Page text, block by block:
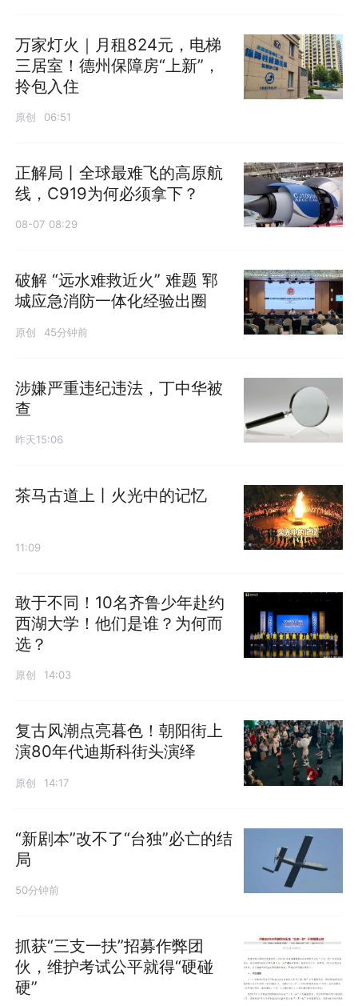
万家灯火｜月租824元，电梯
三居室！德州保障房“上新”，
拎包入住
原创 06:51
正解局丨全球最难飞的高原航
线，C919为何必须拿下？
08-07 08:29
破解 “远水难救近火” 难题 郓
城应急消防一体化经验出圈
原创 45分钟前
涉嫌严重违纪违法，丁中华被
查
昨天15:06
茶马古道上丨火光中的记忆
11:09
敢于不同！10名齐鲁少年赴约
西湖大学！他们是谁？为何而
选？
原创 14:03
复古风潮点亮暮色！朝阳街上
演80年代迪斯科街头演绎
原创 14:17
“新剧本”改不了“台独”必亡的结
局
50分钟前
抓获“三支一扶”招募作弊团
伙，维护考试公平就得“硬碰
硬”